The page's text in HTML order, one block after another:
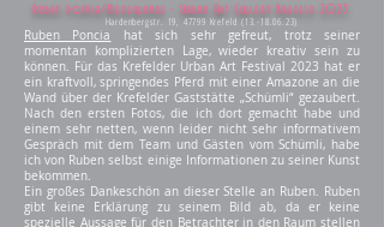
Ruben pontia/Niederlande - Urban Art Gallery Krefeld 2023
Hardenbergstr. 19, 47799 Krefeld(13.-18.06.23)
Ruben Poncia
hat sich sehr gefreut, trotz seiner
momentan komplizierten Lage, wieder kreativ sein zu
können. Für das Krefelder Urban Art Festival 2023 hat er
ein kraftvoll, springendes Pferd mit einer Amazone an die
Wand über der Krefelder Gaststätte „Schümli“ gezaubert.
Nach den ersten Fotos, die ich dort gemacht habe und
einem sehr netten, wenn leider nicht sehr informativem
Gespräch mit dem Team und Gästen vom Schümli, habe
ich von Ruben selbst einige Informationen zu seiner Kunst
bekommen.
Ein großes Dankeschön an dieser Stelle an Ruben. Ruben
gibt keine Erklärung zu seinem Bild ab, da er keine
spezielle Aussage für den Betrachter in den Raum stellen